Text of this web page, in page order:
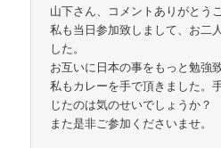
山下さん、コメントありがとう
私も当日参加致しまして、お二
した。
お互いに日本の事をもっと勉強
私もカレーを手で頂きました。
じたのは気のせいでしょうか？
また是非ご参加くださいませ。